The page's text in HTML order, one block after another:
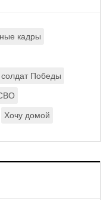
кадры
Победы
Хочу домой